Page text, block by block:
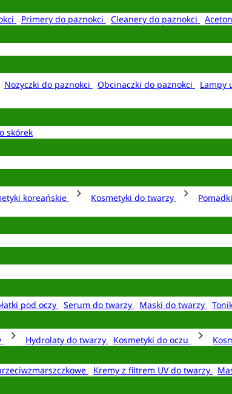
Primery do paznokci Cleanery do paznokci
Nożyczki do paznokci Obcinaczki do paznokci Lampy
skórek
koreańskie Kosmetyki do twarzy
pod oczy Serum do twarzy Maski do twarzy
Hydrolaty do twarzy Kosmetyki do oczu
Kremy z filtrem UV do twarzy